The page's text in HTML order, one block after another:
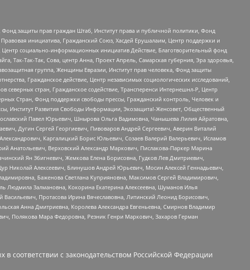
защиты прав граждан Штаб, Институт права и публичной политики, Фонд
инициатива, Гражданский Союз, Хасдей Ерушалаим, Центр поддержки и
социально-информационных инициатив Действие, Благотворительный фонд
Так-Так-Так, Сова, центр Анна, Проект Апрель, Самарская губерния, Эра здоровья,
группа, Женщины Евразии, Институт прав человека, Фонд защиты
Гражданское действие, Центр независимых социологических исследований,
стран, Гражданское содействие, Трансперенси Интернешнл-Р, Центр
Стран, Фонд поддержки свободы прессы, Гражданский контроль, Человек и
Институт Развития Свободы Информации, Экозащита!-Женсовет, Общественный
Павел Юрьевич, Шнырова Ольга Вадимовна, Чанышева Лилия Айратовна,
Дугин Сергей Георгиевич, Пивоваров Андрей Сергеевич, Аверин Виталий
Каргалицкий Борис Юльевич, Созаев Валерий Валерьевич, Исламов
Анатольевич, Верховский Александр Маркович, Пислакова-Паркер Марина
Ян Збигневич, Жемкова Елена Борисовна, Гудков Лев Дмитриевич,
Николай Алексеевич, Блинушов Андрей Юрьевич, Мосин Алексей Геннадьевич,
Баженова Светлана Куприяновна, Максимов Сергей Владимирович,
Людмила Залмановна, Кокорина Екатерина Алексеевна, Шуманов Илья
Протасова Ирина Вячеславовна, Литинский Леонид Борисович,
Анна Дмитриевна, Королева Александра Евгеньевна, Смирнов Владимир
Полякова Мара Федоровна, Резник Генри Маркович, Захаров Герман
с законодательством Российской Федерации